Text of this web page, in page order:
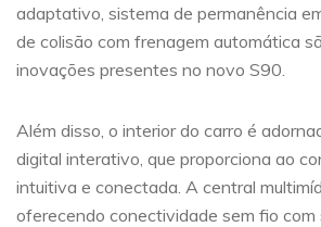
adaptativo, sistema de permanência
de colisão com frenagem automática
inovações presentes no novo S90.
Além disso, o interior do carro é
digital interativo, que proporciona ao
intuitiva e conectada. A central
oferecendo conectividade sem fio